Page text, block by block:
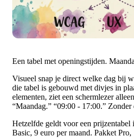
Een tabel met openingstijden.
Visueel snap je direct welke dag bij
die tabel is gebouwd met divjes in
elementen, ziet een schermlezer
“Maandag.” “09:00 - 17:00.” Zonder
Hetzelfde geldt voor een prijzentabel
Basic, 9 euro per maand. Pakket